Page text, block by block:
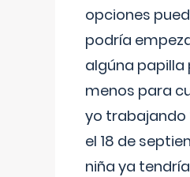
opciones
podría
algúna papilla
menos para
yo trabajando
el 18 de
niña ya